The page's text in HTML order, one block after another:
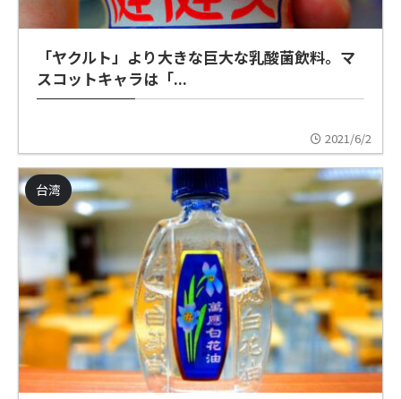
「ヤクルト」より大きな巨大な乳酸菌飲料。マ
スコットキャラは「...
2021/6/2
台湾